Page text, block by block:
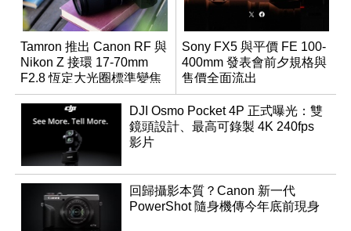
Tamron 推出 Canon RF 與
Nikon Z 接環 17-70mm
F2.8 恆定大光圈標準變焦
鏡
Sony FX5 與平價 FE 100-
400mm 發表會前夕規格與
售價全面流出
DJI Osmo Pocket 4P 正式曝光：雙
鏡頭設計、最高可錄製 4K 240fps
影片
回歸攝影本質？Canon 新一代
PowerShot 隨身機傳今年底前現身